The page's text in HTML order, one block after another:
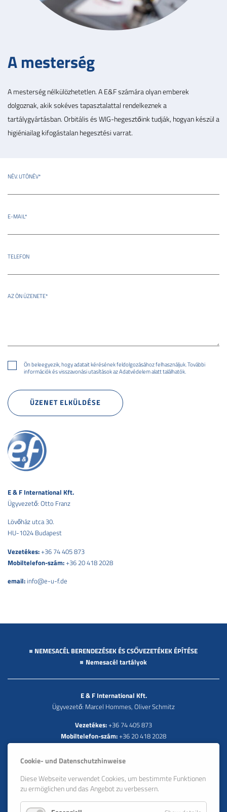
A mesterség
A mesterség nélkülözhetetlen. A E&F számára olyan emberek
dolgoznak, akik sokéves tapasztalattal rendelkeznek a
tartálygyártásban. Orbitális és WIG-hegesztőink tudják, hogyan készül a
higiéniailag kifogástalan hegesztési varrat.
NÉV. UTÓNÉV*
E-MAIL*
TELEFON
AZ ÖN ÜZENETE*
Ön beleegyezik, hogy adatait kérésének feldolgozásához felhasználjuk. További
információk és visszavonási utasítások azAdatvédelemalatt találhatók.
ÜZENET ELKÜLDÉSE
E & F International Kft.
Ügyvezető: Otto Franz
Lövőház utca 30.
HU-1024 Budapest
Vezetékes:+36 74 405 873
Mobiltelefon-szám:+36 20 418 2028
email: info@e-u-f.de
NEMESACÉL BERENDEZÉSEK ÉS CSŐVEZETÉKEK ÉPÍTÉSE
Nemesacél tartályok
E & F International Kft.
Ügyvezető: Marcel Hommes, Oliver Schmitz
Vezetékes:+36 74 405 873
Mobiltelefon-szám:+36 20 418 2028
Tanúsítványok
Állás és karrier
Cookie- und Datenschutzhinweise
Diese Webseite verwendet Cookies, um bestimmte Funktionen
zu ermöglichen und das Angebot zu verbessern.